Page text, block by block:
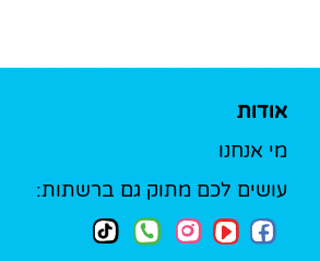
אודות
מי אנחנו
עושים לכם מתוק גם ברשתות: